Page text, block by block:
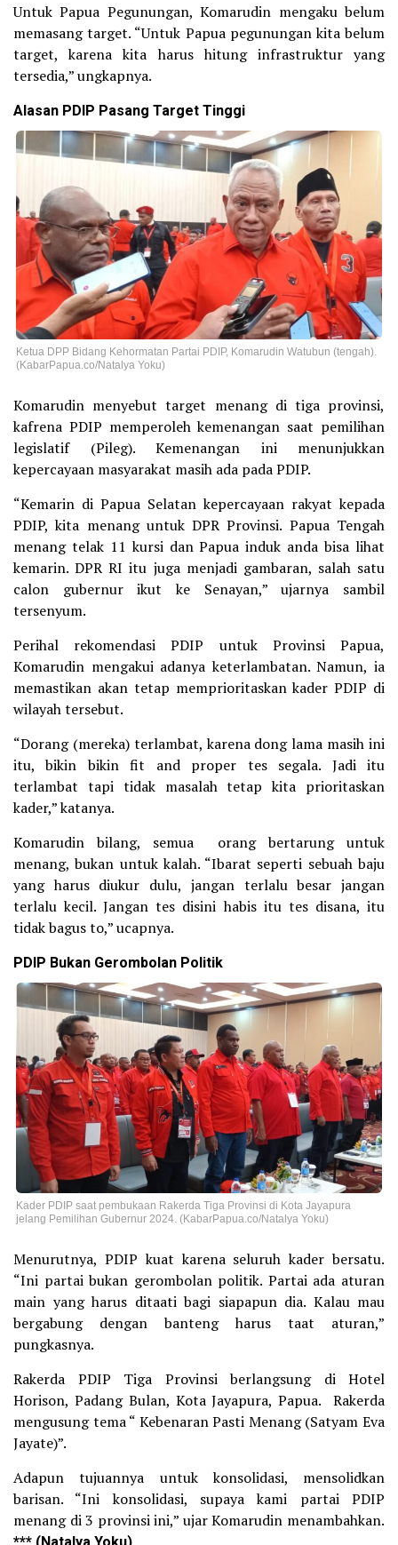
Untuk Papua Pegunungan, Komarudin mengaku belum
memasang target. “Untuk Papua pegunungan kita belum
target, karena kita harus hitung infrastruktur yang
tersedia,” ungkapnya.
Alasan PDIP Pasang Target Tinggi
Ketua DPP Bidang Kehormatan Partai PDIP, Komarudin Watubun (tengah).
(KabarPapua.co/Natalya Yoku)
Komarudin menyebut target menang di tiga provinsi,
kafrena PDIP memperoleh kemenangan saat pemilihan
legislatif (Pileg). Kemenangan ini menunjukkan
kepercayaan masyarakat masih ada pada PDIP.
“Kemarin di Papua Selatan kepercayaan rakyat kepada
PDIP, kita menang untuk DPR Provinsi. Papua Tengah
menang telak 11 kursi dan Papua induk anda bisa lihat
kemarin. DPR RI itu juga menjadi gambaran, salah satu
calon gubernur ikut ke Senayan,” ujarnya sambil
tersenyum.
Perihal rekomendasi PDIP untuk Provinsi Papua,
Komarudin mengakui adanya keterlambatan. Namun, ia
memastikan akan tetap memprioritaskan kader PDIP di
wilayah tersebut.
“Dorang (mereka) terlambat, karena dong lama masih ini
itu, bikin bikin fit and proper tes segala. Jadi itu
terlambat tapi tidak masalah tetap kita prioritaskan
kader,” katanya.
Komarudin bilang, semua orang bertarung untuk
menang, bukan untuk kalah. “Ibarat seperti sebuah baju
yang harus diukur dulu, jangan terlalu besar jangan
terlalu kecil. Jangan tes disini habis itu tes disana, itu
tidak bagus to,” ucapnya.
PDIP Bukan Gerombolan Politik
Kader PDIP saat pembukaan Rakerda Tiga Provinsi di Kota Jayapura
jelang Pemilihan Gubernur 2024. (KabarPapua.co/Natalya Yoku)
Menurutnya, PDIP kuat karena seluruh kader bersatu.
“Ini partai bukan gerombolan politik. Partai ada aturan
main yang harus ditaati bagi siapapun dia. Kalau mau
bergabung dengan banteng harus taat aturan,”
pungkasnya.
Rakerda PDIP Tiga Provinsi berlangsung di Hotel
Horison, Padang Bulan, Kota Jayapura, Papua. Rakerda
mengusung tema “ Kebenaran Pasti Menang (Satyam Eva
Jayate)”.
Adapun tujuannya untuk konsolidasi, mensolidkan
barisan. “Ini konsolidasi, supaya kami partai PDIP
menang di 3 provinsi ini,” ujar Komarudin menambahkan.